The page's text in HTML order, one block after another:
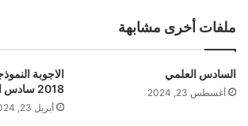
ملفات أخرى مشابهة
السادس العلمي
أغسطس 23, 2024
2018 سادس اعدادي علمي pdf
أبريل 23, 2024